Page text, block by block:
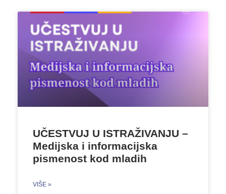
UČESTVUJ U ISTRAŽIVANJU –
Medijska i informacijska
pismenost kod mladih
VIŠE »